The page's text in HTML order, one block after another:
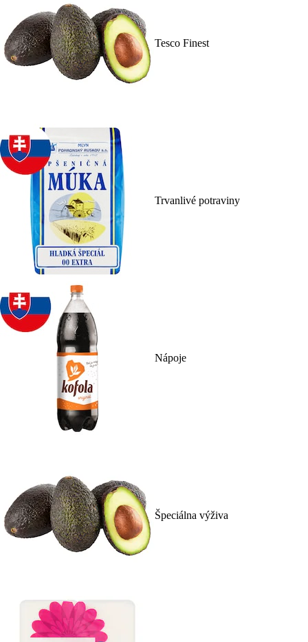
Tesco Finest
Trvanlivé potraviny
Nápoje
Špeciálna výživa